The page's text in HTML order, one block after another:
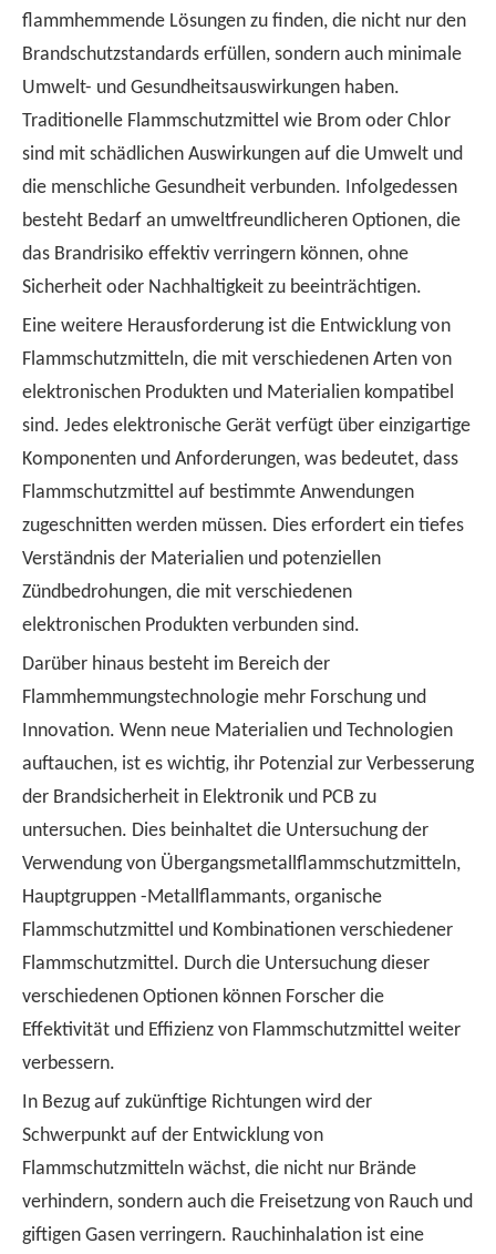
flammhemmende Lösungen zu finden, die nicht nur den
Brandschutzstandards erfüllen, sondern auch minimale
Umwelt- und Gesundheitsauswirkungen haben.
Traditionelle Flammschutzmittel wie Brom oder Chlor
sind mit schädlichen Auswirkungen auf die Umwelt und
die menschliche Gesundheit verbunden. Infolgedessen
besteht Bedarf an umweltfreundlicheren Optionen, die
das Brandrisiko effektiv verringern können, ohne
Sicherheit oder Nachhaltigkeit zu beeinträchtigen.
Eine weitere Herausforderung ist die Entwicklung von
Flammschutzmitteln, die mit verschiedenen Arten von
elektronischen Produkten und Materialien kompatibel
sind. Jedes elektronische Gerät verfügt über einzigartige
Komponenten und Anforderungen, was bedeutet, dass
Flammschutzmittel auf bestimmte Anwendungen
zugeschnitten werden müssen. Dies erfordert ein tiefes
Verständnis der Materialien und potenziellen
Zündbedrohungen, die mit verschiedenen
elektronischen Produkten verbunden sind.
Darüber hinaus besteht im Bereich der
Flammhemmungstechnologie mehr Forschung und
Innovation. Wenn neue Materialien und Technologien
auftauchen, ist es wichtig, ihr Potenzial zur Verbesserung
der Brandsicherheit in Elektronik und PCB zu
untersuchen. Dies beinhaltet die Untersuchung der
Verwendung von Übergangsmetallflammschutzmitteln,
Hauptgruppen -Metallflammants, organische
Flammschutzmittel und Kombinationen verschiedener
Flammschutzmittel. Durch die Untersuchung dieser
verschiedenen Optionen können Forscher die
Effektivität und Effizienz von Flammschutzmittel weiter
verbessern.
In Bezug auf zukünftige Richtungen wird der
Schwerpunkt auf der Entwicklung von
Flammschutzmitteln wächst, die nicht nur Brände
verhindern, sondern auch die Freisetzung von Rauch und
giftigen Gasen verringern. Rauchinhalation ist eine